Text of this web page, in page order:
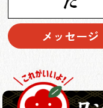
メッセージ